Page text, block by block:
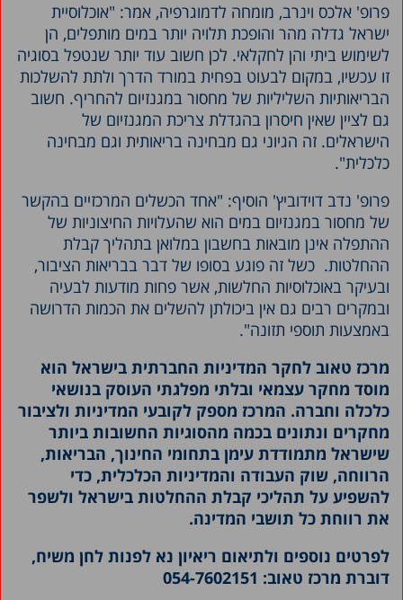
פרופ' אלכס וינרב, מומחה לדמוגרפיה, אמר: "אוכלוסיית
ישראל גדלה מהר והופכת תלויה יותר במים מותפלים, הן
לשימוש ביתי והן לחקלאי. לכן חשוב עוד יותר שנטפל בסוגיה
זו עכשיו, במקום לבעוט בפחית במורד הדרך ולתת להשלכות
הבריאותיות השליליות של מחסור במגנזיום להחריף. חשוב
גם לציין שאין חיסרון בהגדלת צריכת המגנזיום של
הישראלים. זה הגיוני גם מבחינה בריאותית וגם מבחינה
כלכלית".
פרופ' נדב דוידוביץ' הוסיף: "אחד הכשלים המרכזיים בהקשר
של מחסור במגנזיום במים הוא שהעלויות החיצוניות של
ההתפלה אינן מובאות בחשבון במלואן בתהליך קבלת
ההחלטות. כשל זה פוגע בסופו של דבר בבריאות הציבור,
ובעיקר באוכלוסיות החלשות, אשר פחות מודעות לבעיה
ובמקרים רבים גם אין ביכולתן להשלים את הכמות הדרושה
באמצעות תוספי תזונה".
מרכז טאוב לחקר המדיניות החברתית בישראל הוא
מוסד מחקר עצמאי ובלתי מפלגתי העוסק בנושאי
כלכלה וחברה. המרכז מספק לקובעי המדיניות ולציבור
מחקרים ונתונים בכמה מהסוגיות החשובות ביותר
שישראל מתמודדת עימן בתחומי החינוך, הבריאות,
הרווחה, שוק העבודה והמדיניות הכלכלית, כדי
להשפיע על תהליכי קבלת ההחלטות בישראל ולשפר
את רווחת כל תושבי המדינה.
לפרטים נוספים ולתיאום ריאיון נא לפנות לחן משיח,
דוברת מרכז טאוב: 054-7602151